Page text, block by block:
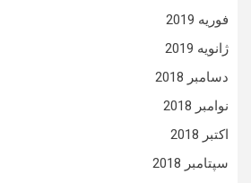
فوریه 2019
ژانویه 2019
دسامبر 2018
نوامبر 2018
اکتبر 2018
سپتامبر 2018